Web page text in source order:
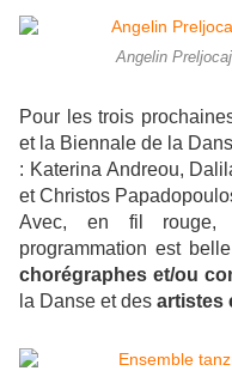
Angelin
Pour les trois
et la Biennale de la
: Katerina Andreou,
et Christos
Avec, en fil rouge,
programmation est
chorégraphes et/ou
la Danse et des artistes